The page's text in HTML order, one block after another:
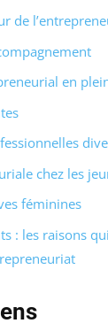
de
en
chez les
féminines
: les raisons